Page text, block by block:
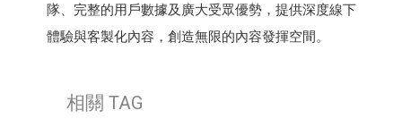
隊、完整的用戶數據及廣大受眾優勢，提供深度線下
體驗與客製化內容，創造無限的內容發揮空間。
相關 TAG